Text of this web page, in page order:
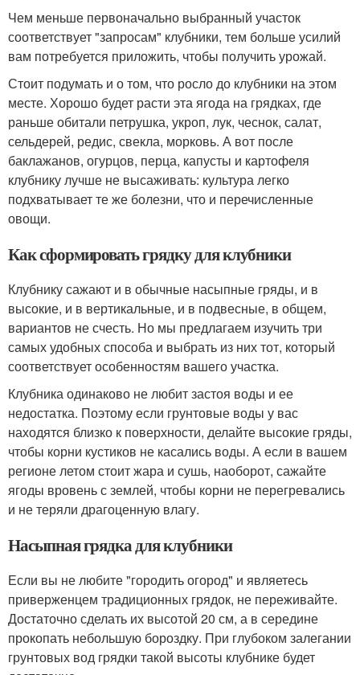
Чем меньше первоначально выбранный участок
соответствует "запросам" клубники, тем больше усилий
вам потребуется приложить, чтобы получить урожай.
Стоит подумать и о том, что росло до клубники на этом
месте. Хорошо будет расти эта ягода на грядках, где
раньше обитали петрушка, укроп, лук, чеснок, салат,
сельдерей, редис, свекла, морковь. А вот после
баклажанов, огурцов, перца, капусты и картофеля
клубнику лучше не высаживать: культура легко
подхватывает те же болезни, что и перечисленные
овощи.
Как сформировать грядку для клубники
Клубнику сажают и в обычные насыпные гряды, и в
высокие, и в вертикальные, и в подвесные, в общем,
вариантов не счесть. Но мы предлагаем изучить три
самых удобных способа и выбрать из них тот, который
соответствует особенностям вашего участка.
Клубника одинаково не любит застоя воды и ее
недостатка. Поэтому если грунтовые воды у вас
находятся близко к поверхности, делайте высокие гряды,
чтобы корни кустиков не касались воды. А если в вашем
регионе летом стоит жара и сушь, наоборот, сажайте
ягоды вровень с землей, чтобы корни не перегревались
и не теряли драгоценную влагу.
Насыпная грядка для клубники
Если вы не любите "городить огород" и являетесь
приверженцем традиционных грядок, не переживайте.
Достаточно сделать их высотой 20 см, а в середине
прокопать небольшую бороздку. При глубоком залегании
грунтовых вод грядки такой высоты клубнике будет